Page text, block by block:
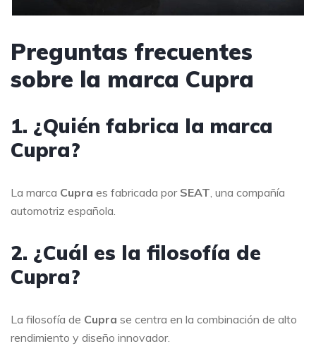
Preguntas frecuentes
sobre la marca Cupra
1. ¿Quién fabrica la marca
Cupra?
La marca Cupra es fabricada por SEAT, una compañía
automotriz española.
2. ¿Cuál es la filosofía de
Cupra?
La filosofía de Cupra se centra en la combinación de alto
rendimiento y diseño innovador.